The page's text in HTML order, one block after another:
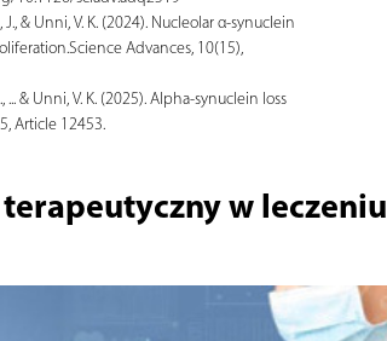
J., & Unni, V. K. (2024). Nucleolar α-synuclein
Advances, 10(15),
... & Unni, V. K. (2025). Alpha-synuclein loss
Article 12453.
w leczeniu